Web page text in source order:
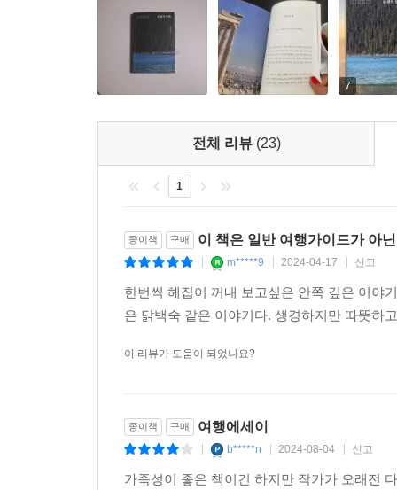
7
전체 리뷰 (23)
1
종이책 구매 이 책은 일반 여행가이드가 아닌
m*****9 2024-04-17 신고
한번씩 헤집어 꺼내 보고싶은 안쪽 깊은 이야
은 닭백숙 같은 이야기다. 생경하지만 따뜻하
이 리뷰가 도움이 되었나요?
종이책 구매 여행에세이
b*****n 2024-08-04 신고
가족성이 좋은 책이긴 하지만 작가가 오래전